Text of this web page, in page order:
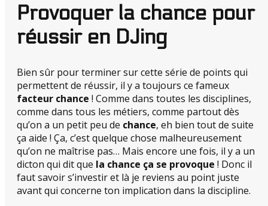
Provoquer la chance pour
réussir en DJing
Bien sûr pour terminer sur cette série de points qui
permettent de réussir, il y a toujours ce fameux
facteur chance ! Comme dans toutes les disciplines,
comme dans tous les métiers, comme partout dès
qu’on a un petit peu de chance, eh bien tout de suite
ça aide ! Ça, c’est quelque chose malheureusement
qu’on ne maîtrise pas… Mais encore une fois, il y a un
dicton qui dit que la chance ça se provoque ! Donc il
faut savoir s’investir et là je reviens au point juste
avant qui concerne ton implication dans la discipline.